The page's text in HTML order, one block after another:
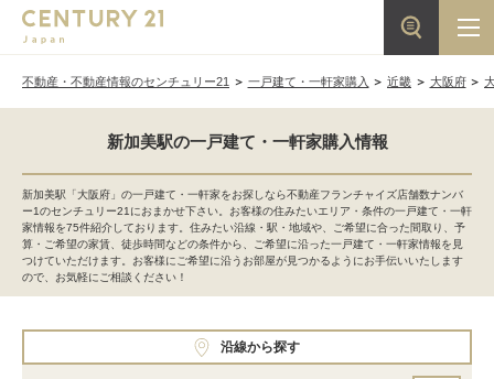
不動産・不動産情報のセンチュリー21 一戸建て・一軒家購入 近畿 大阪府
新加美駅の一戸建て・一軒家購入情報
新加美駅「大阪府」の一戸建て・一軒家をお探しなら不動産フランチャイズ店舗数ナンバ
ー1のセンチュリー21におまかせ下さい。お客様の住みたいエリア・条件の一戸建て・一軒
家情報を75件紹介しております。住みたい沿線・駅・地域や、ご希望に合った間取り、予
算・ご希望の家賃、徒歩時間などの条件から、ご希望に沿った一戸建て・一軒家情報を見
つけていただけます。お客様にご希望に沿うお部屋が見つかるようにお手伝いいたします
ので、お気軽にご相談ください！
沿線から探す